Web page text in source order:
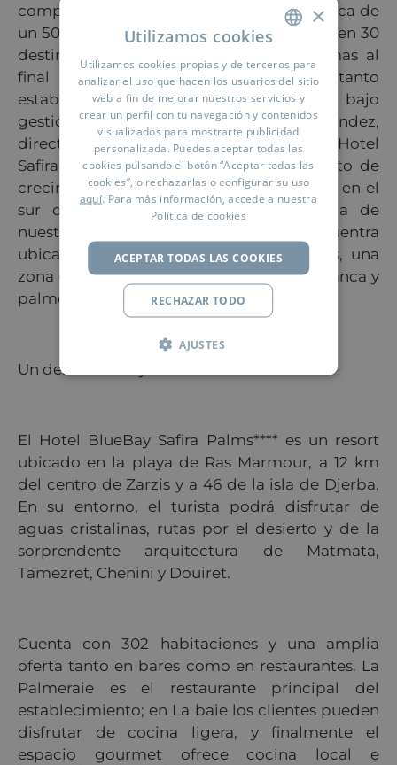
compañía prevé incrementar su oferta cerca de
un 50%, contando con más de 60 hoteles en 30
destinos distintos y más de 50.000 camas al
final del periodo, incluyendo tanto
establecimientos en propiedad como bajo
gestión. Según afirma Ramón Hernández,
director general de BlueBay Hotels “el Hotel
Safira Palms**** se une a nuestro proyecto de
crecimiento aportando un destino nuevo en el
sur de Túnez y asentando la presencia de
nuestra marca en la zona”. El hotel se encuentra
ubicado cerca de la localidad de Zarzis, una
zona conocida por sus playas de arena blanca y
palmerales.
Un destino de lujo en el sur de Túnez
El Hotel BlueBay Safira Palms**** es un resort
ubicado en la playa de Ras Marmour, a 12 km
del centro de Zarzis y a 46 de la isla de Djerba.
En su entorno, el turista podrá disfrutar de
aguas cristalinas, rutas por el desierto y de la
sorprendente arquitectura de Matmata,
Tamezret, Chenini y Douiret.
Cuenta con 302 habitaciones y una amplia
oferta tanto en bares como en restaurantes. La
Palmeraie es el restaurante principal del
establecimiento; en La baie los clientes pueden
disfrutar de cocina ligera, y finalmente el
espacio gourmet ofrece cocina local e
SPANISH
ENGLISH
FRENCH
GERMAN
RUSSIAN
×
Utilizamos cookies
Utilizamos cookies propias y de terceros para
analizar el uso que hacen los usuarios del sitio
web a fin de mejorar nuestros servicios y
crear un perfil con tu navegación y contenidos
visualizados para mostrarte publicidad
personalizada. Puedes aceptar todas las
cookies pulsando el botón “Aceptar todas las
cookies”, o rechazarlas o configurar su uso
aquí. Para más información, accede a nuestra
Política de cookies
ACEPTAR TODAS LAS COOKIES
RECHAZAR TODO
AJUSTES